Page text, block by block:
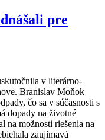
pre
v literárno-
Branislav Moňok
čo sa v súčasnosti s
dopady na životné
na možnosti riešenia na
zaujímavá